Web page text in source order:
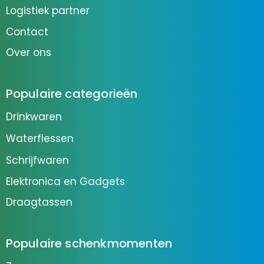
Logistiek partner
Contact
Over ons
Populaire categorieën
Drinkwaren
Waterflessen
Schrijfwaren
Elektronica en Gadgets
Draagtassen
Populaire schenkmomenten